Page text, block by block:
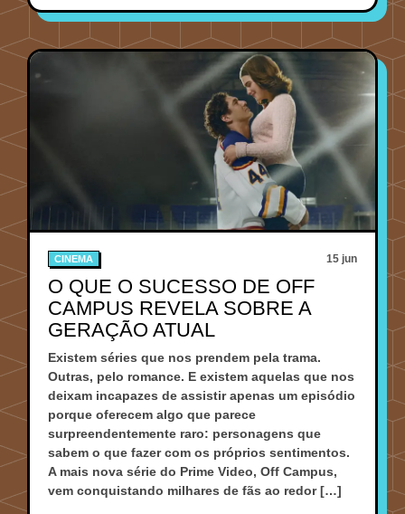
CINEMA 15 jun
O QUE O SUCESSO DE OFF
CAMPUS REVELA SOBRE A
GERAÇÃO ATUAL
Existem séries que nos prendem pela trama.
Outras, pelo romance. E existem aquelas que nos
deixam incapazes de assistir apenas um episódio
porque oferecem algo que parece
surpreendentemente raro: personagens que
sabem o que fazer com os próprios sentimentos.
A mais nova série do Prime Video, Off Campus,
vem conquistando milhares de fãs ao redor […]